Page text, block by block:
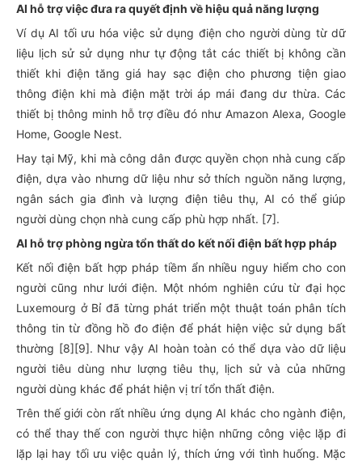
AI hỗ trợ việc đưa ra quyết định về hiệu quả năng lượng
Ví dụ AI tối ưu hóa việc sử dụng điện cho người dùng từ dữ
liệu lịch sử sử dụng như tự động tắt các thiết bị không cần
thiết khi điện tăng giá hay sạc điện cho phương tiện giao
thông điện khi mà điện mặt trời áp mái đang dư thừa. Các
thiết bị thông minh hỗ trợ điều đó như Amazon Alexa, Google
Home, Google Nest.
Hay tại Mỹ, khi mà công dân được quyền chọn nhà cung cấp
điện, dựa vào nhưng dữ liệu như sở thích nguồn năng lượng,
ngân sách gia đình và lượng điện tiêu thụ, AI có thể giúp
người dùng chọn nhà cung cấp phù hợp nhất. [7].
AI hỗ trợ phòng ngừa tổn thất do kết nối điện bất hợp pháp
Kết nối điện bất hợp pháp tiềm ẩn nhiều nguy hiểm cho con
người cũng như lưới điện. Một nhóm nghiên cứu từ đại học
Luxemourg ở Bỉ đã từng phát triển một thuật toán phân tích
thông tin từ đồng hồ đo điện để phát hiện việc sử dụng bất
thường [8][9]. Như vậy AI hoàn toàn có thể dựa vào dữ liệu
người tiêu dùng như lượng tiêu thụ, lịch sử và của những
người dùng khác để phát hiện vị trí tổn thất điện.
Trên thế giới còn rất nhiều ứng dụng AI khác cho ngành điện,
có thể thay thế con người thực hiện những công việc lặp đi
lặp lại hay tối ưu việc quản lý, thích ứng với tình huống. Mặc